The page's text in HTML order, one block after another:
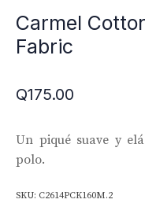
Carmel
Fabric
Q175.00
Un piqué suave y
polo.
SKU: C2614PCK160M.2